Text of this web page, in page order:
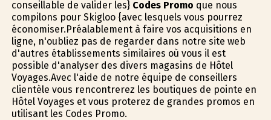
conseillable de valider les} Codes Promo que nous
compilons pour Skigloo {avec lesquels vous pourrez
économiser.Préalablement à faire vos acquisitions en
ligne, n'oubliez pas de regarder dans notre site web
d'autres établissements similaires où vous il est
possible d'analyser des divers magasins de Hôtel
Voyages.Avec l'aide de notre équipe de conseillers
clientèle vous rencontrerez les boutiques de pointe en
Hôtel Voyages et vous profiterez de grandes promos en
utilisant les Codes Promo.